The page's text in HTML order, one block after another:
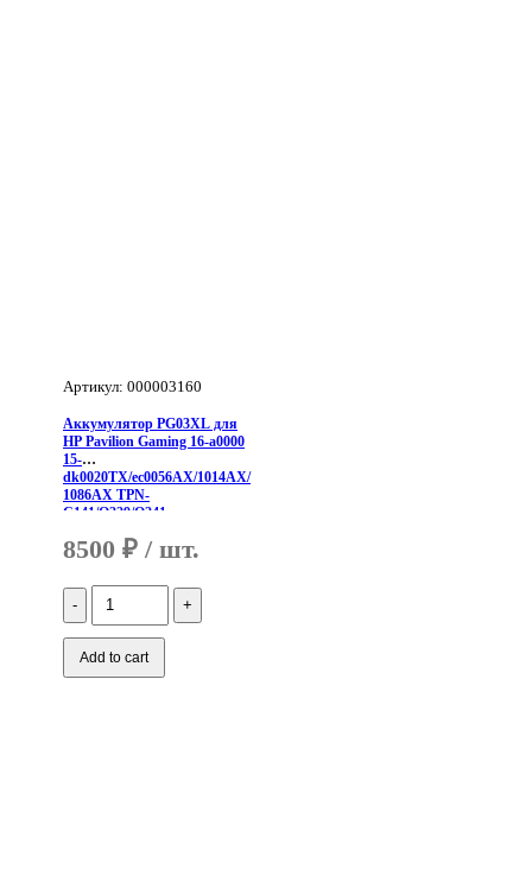
Артикул: 000003160
Aккумулятор PG03XL для
HP Pavilion Gaming 16-a0000
15-
dk0020TX/ec0056AX/1014AX/
1086AX TPN-
C141/Q229/Q241,
8500 ₽
Количество
Aккумулятор
PG03XL
для
HP
Add to cart